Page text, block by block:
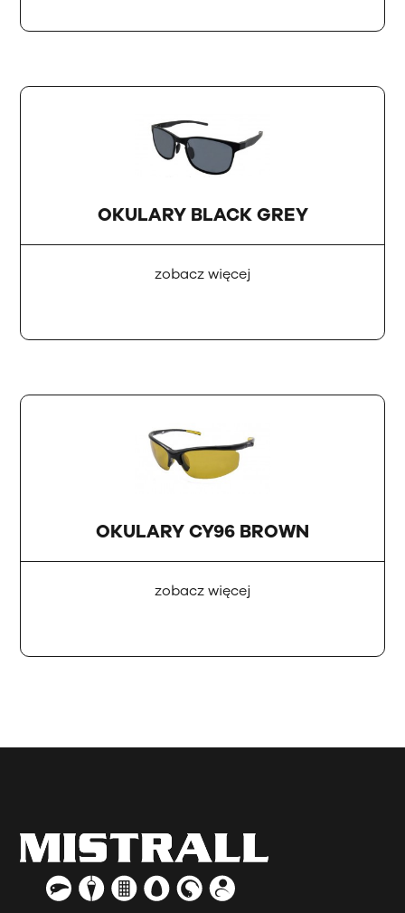
OKULARY BLACK GREY
zobacz więcej
OKULARY CY96 BROWN
zobacz więcej